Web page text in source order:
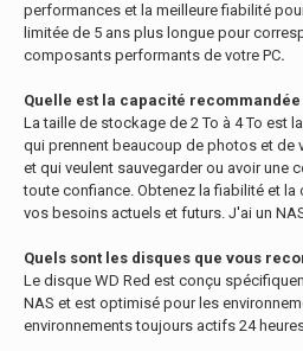
performances et la meilleure fiabilité
limitée de 5 ans plus longue pour
composants performants de votre PC.
Quelle est la capacité recommandée
La taille de stockage de 2 To à 4 To est
qui prennent beaucoup de photos et de
et qui veulent sauvegarder ou avoir une
toute confiance. Obtenez la fiabilité et
vos besoins actuels et futurs. J'ai un
Quels sont les disques que vous
Le disque WD Red est conçu
NAS et est optimisé pour les
environnements toujours actifs 24